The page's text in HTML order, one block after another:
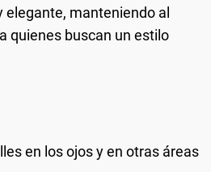
manteniendo al
quienes buscan un estilo
en los ojos y en otras áreas